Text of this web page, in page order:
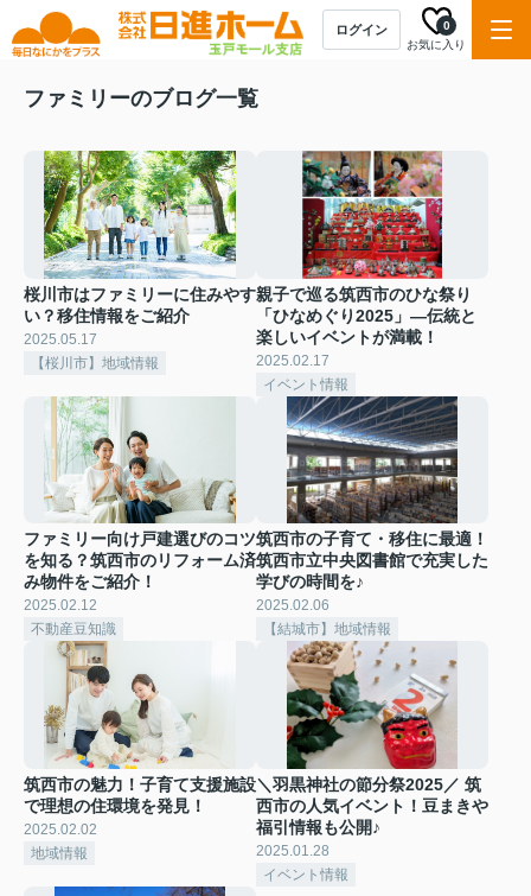
ログイン
お気に入り
0
ファミリーのブログ一覧
桜川市はファミリーに住みやす
い？移住情報をご紹介
2025.05.17
【桜川市】地域情報
親子で巡る筑西市のひな祭り
「ひなめぐり2025」—伝統と
楽しいイベントが満載！
2025.02.17
イベント情報
ファミリー向け戸建選びのコツ
を知る？筑西市のリフォーム済
み物件をご紹介！
2025.02.12
不動産豆知識
筑西市の子育て・移住に最適！
筑西市立中央図書館で充実した
学びの時間を♪
2025.02.06
【結城市】地域情報
筑西市の魅力！子育て支援施設
で理想の住環境を発見！
2025.02.02
地域情報
＼羽黒神社の節分祭2025／ 筑
西市の人気イベント！豆まきや
福引情報も公開♪
2025.01.28
イベント情報